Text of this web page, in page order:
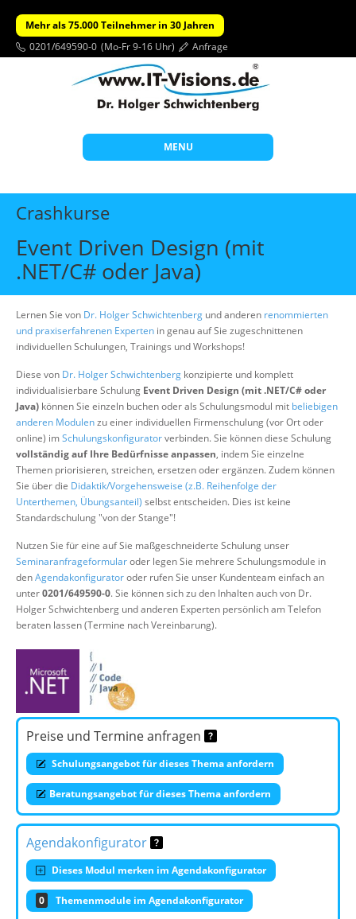
Mehr als 75.000 Teilnehmer in 30 Jahren
0201/649590-0 (Mo-Fr 9-16 Uhr) Anfrage
MENU
Start
Themen
Beratung
Individuelle Schulungen
Offene Seminare
Wissen
Suche
Crashkurse
Event Driven Design (mit
.NET/C# oder Java)
Lernen Sie von Dr. Holger Schwichtenberg und anderen renommierten
und praxiserfahrenen Experten in genau auf Sie zugeschnittenen
individuellen Schulungen, Trainings und Workshops!
Diese von Dr. Holger Schwichtenberg konzipierte und komplett
individualisierbare Schulung Event Driven Design (mit .NET/C# oder
Java) können Sie einzeln buchen oder als Schulungsmodul mit beliebigen
anderen Modulenzu einer individuellen Firmenschulung (vor Ort oder
online) imSchulungskonfiguratorverbinden. Sie können diese Schulung
vollständig auf Ihre Bedürfnisse anpassen, indem Sie einzelne
Themen priorisieren, streichen, ersetzen oder ergänzen. Zudem können
Sie über die Didaktik/Vorgehensweise (z.B. Reihenfolge der
Unterthemen, Übungsanteil) selbst entscheiden. Dies ist keine
Standardschulung "von der Stange"!
Nutzen Sie für eine auf Sie maßgeschneiderte Schulung unser
Seminaranfrageformularoder legen Sie mehrere Schulungsmodule in
denAgendakonfiguratoroder rufen Sie unser Kundenteam einfach an
unter0201/649590-0. Sie können sich zu den Inhalten auch von Dr.
Holger Schwichtenberg und anderen Experten persönlich am Telefon
beraten lassen (Termine nach Vereinbarung).
Preise und Termine anfragen
Schulungsangebot für dieses Thema anfordern
Beratungsangebot für dieses Thema anfordern
Agendakonfigurator
Dieses Modul merken im Agendakonfigurator
0 Themenmodule im Agendakonfigurator